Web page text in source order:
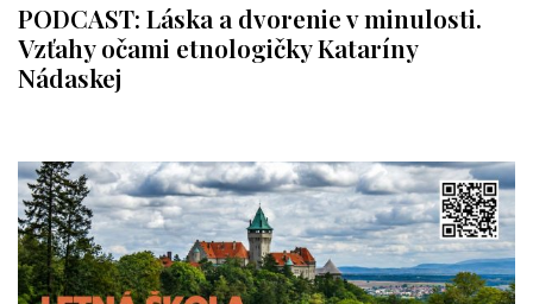
PODCAST: Láska a dvorenie v minulosti.
Vzťahy očami etnologičky Kataríny
Nádaskej